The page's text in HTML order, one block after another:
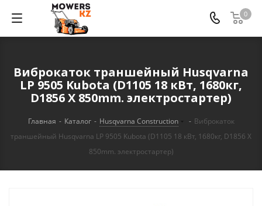
0
Виброкаток траншейный Husqvarna
LP 9505 Kubota (D1105 18 кВт, 1680кг,
D1856 X 850mm. электростартер)
Главная - Каталог - Husqvarna Construction - Виброкаток
траншейный Husqvarna LP 9505 Kubota (D1105 18 кВт, 1680кг, D1856 X
850mm. электростартер)